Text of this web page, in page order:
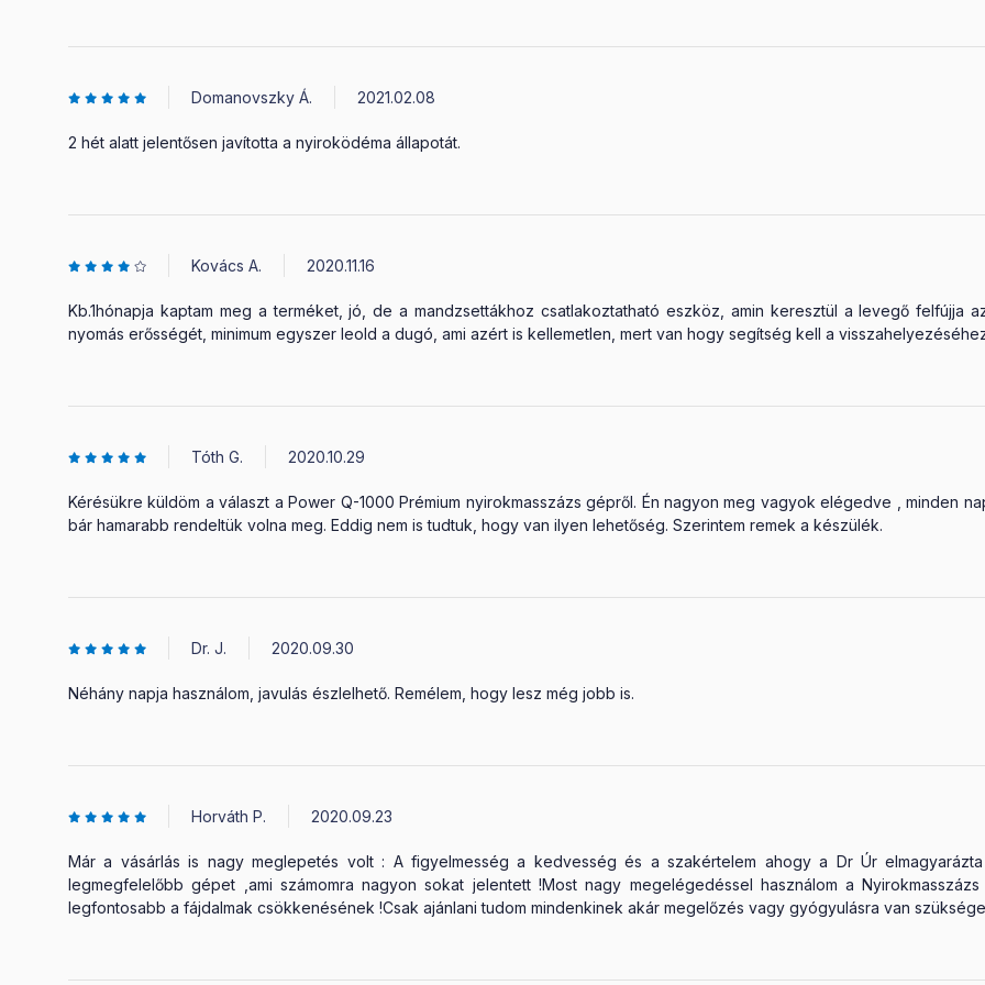
Domanovszky Á. 2021.02.08
2 hét alatt jelentősen javította a nyiroködéma állapotát.
Kovács A. 2020.11.16
Kb.1hónapja kaptam meg a terméket, jó, de a mandzsettákhoz csatlakoztatható eszköz, amin keresztül a levegő felfújja
nyomás erősségét, minimum egyszer leold a dugó, ami azért is kellemetlen, mert van hogy segítség kell a
Tóth G. 2020.10.29
Kérésükre küldöm a választ a Power Q-1000 Prémium nyirokmasszázs gépről. Én nagyon meg vagyok elégedve , minden
bár hamarabb rendeltük volna meg. Eddig nem is tudtuk, hogy van ilyen lehetőség. Szerintem remek a készülék.
Dr. J. 2020.09.30
Néhány napja használom, javulás észlelhető. Remélem, hogy lesz még jobb is.
Horváth P. 2020.09.23
Már a vásárlás is nagy meglepetés volt : A figyelmesség a kedvesség és a szakértelem ahogy a Dr Úr
legmegfelelőbb gépet ,ami számomra nagyon sokat jelentett !Most nagy megelégedéssel használom a
legfontosabb a fájdalmak csökkenésének !Csak ajánlani tudom mindenkinek akár megelőzés vagy gyógyulásra van